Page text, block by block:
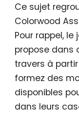
Ce sujet
Colorwood
Pour rappel,
propose dans
travers à
formez des
disponibles
dans leurs